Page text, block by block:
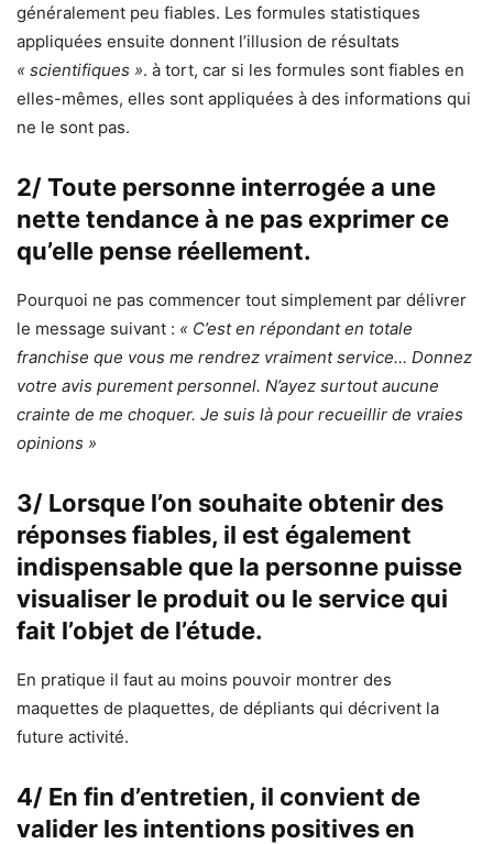
généralement peu fiables. Les formules statistiques
appliquées ensuite donnent l’illusion de résultats
« scientifiques ». à tort, car si les formules sont fiables en
elles-mêmes, elles sont appliquées à des informations qui
ne le sont pas.
2/ Toute personne interrogée a une
nette tendance à ne pas exprimer ce
qu’elle pense réellement.
Pourquoi ne pas commencer tout simplement par délivrer
le message suivant : « C’est en répondant en totale
franchise que vous me rendrez vraiment service… Donnez
votre avis purement personnel. N’ayez surtout aucune
crainte de me choquer. Je suis là pour recueillir de vraies
opinions »
3/ Lorsque l’on souhaite obtenir des
réponses fiables, il est également
indispensable que la personne puisse
visualiser le produit ou le service qui
fait l’objet de l’étude.
En pratique il faut au moins pouvoir montrer des
maquettes de plaquettes, de dépliants qui décrivent la
future activité.
4/ En fin d’entretien, il convient de
valider les intentions positives en